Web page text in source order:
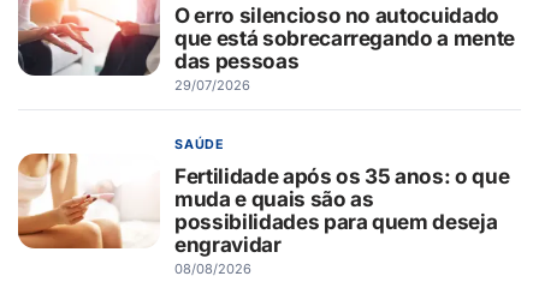
O erro silencioso no autocuidado
que está sobrecarregando a mente
das pessoas
29/07/2026
SAÚDE
Fertilidade após os 35 anos: o que
muda e quais são as
possibilidades para quem deseja
engravidar
08/08/2026